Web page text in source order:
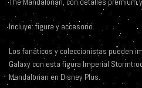
Incluye: figura y accesorio.
Los fanáticos y coleccionistas pueden
Galaxy con esta figura Imperial
Mandalorian en Disney Plus.